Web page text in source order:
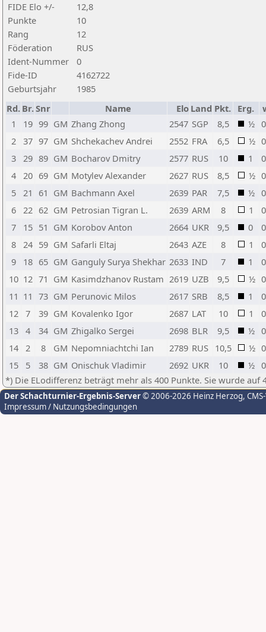
FIDE Elo +/-
12,8
Punkte
10
Rang
12
Föderation
RUS
Ident-Nummer
0
Fide-ID
4162722
Geburtsjahr
1985
Rd. Br.Snr Name Elo Land Pkt. Erg.
1
19 99 GM Zhang Zhong 2547 SGP 8,5 ½
2
37 97 GM Shchekachev Andrei 2552 FRA 6,5 ½
3
29 89 GM Bocharov Dmitry 2577 RUS 10 1
4
20 69 GM Motylev Alexander 2627 RUS 8,5 ½
5
21 61 GM Bachmann Axel 2639 PAR 7,5 ½
6
22 62 GM Petrosian Tigran L. 2639 ARM 8 1
7
15 51 GM Korobov Anton 2664 UKR 9,5 0
8
24 59 GM Safarli Eltaj 2643 AZE 8 1
9
18 65 GM Ganguly Surya Shekhar 2633 IND 7 1
10 12 71 GM Kasimdzhanov Rustam 2619 UZB 9,5 ½
11 11 73 GM Perunovic Milos 2617 SRB 8,5 1
12
7 39 GM Kovalenko Igor 2687 LAT 10 1
13
4 34 GM Zhigalko Sergei 2698 BLR 9,5 ½
14
2 8 GM Nepomniachtchi Ian 2789 RUS 10,5 ½
15
5 38 GM Onischuk Vladimir 2692 UKR 10 ½
*) Die ELodifferenz beträgt mehr als 400 Punkte. Sie wurde auf
Der Schachturnier-Ergebnis-Server© 2006-2026 Heinz Herzog,
Impressum / Nutzungsbedingungen